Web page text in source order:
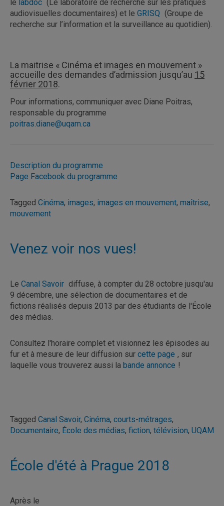
le labdoc (Le laboratoire de recherche sur les pratiques
audiovisuelles documentaires) et le GRISQ (Groupe de
recherche sur l’information et la surveillance au quotidien).
La maitrise « Cinéma et images en mouvement »
accueille des demandes d’admission jusqu’au 15
février 2018.
Pour informations, communiquer avec Diane Poitras,
responsable du programme
poitras.diane@uqam.ca
Description du programme
Page Facebook du programme
Tagged Cinéma, images, images en mouvement, maîtrise,
mouvement
Venez voir nos vues!
Le Canal Savoir diffuse, à compter du 28 octobre jusqu'au
9 décembre, une sélection de documentaires et de
fictions réalisés depuis 2013 par des étudiants de l'École
des médias.
Consultez l'horaire complet et visionnez les épisodes au
fur et à mesure de leur diffusion sur cette page , sur
laquelle vous trouverez aussi la bande annonce !
Tagged Canal Savoir, Cinéma, courts-métrages,
Documentaire, École des médias, fiction, télévision, UQAM
École d'été à Prague 2018
Après le